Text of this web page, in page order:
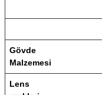
Gövde
Malzemesi
Lens